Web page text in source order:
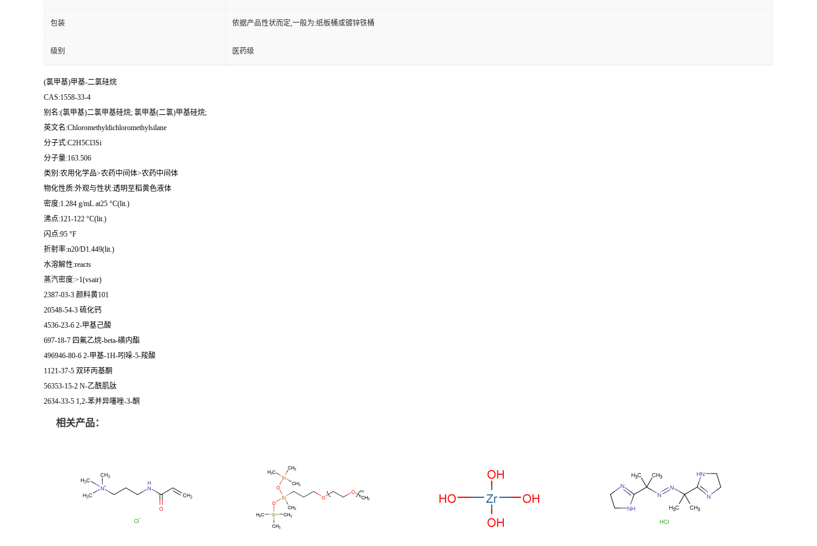
包装 依据产品性状而定,一般为:纸板桶或镀锌铁桶
级别 医药级
(氯甲基)甲基-二氯硅烷
CAS:1558-33-4
别名:(氯甲基)二氯甲基硅烷; 氯甲基(二氯)甲基硅烷;
英文名:Chloromethyldichloromethylsilane
分子式:C2H5Cl3Si
分子量:163.506
类别:农用化学品>农药中间体>农药中间体
物化性质:外观与性状:透明至稻黄色液体
密度:1.284 g/mL at25 °C(lit.)
沸点:121-122 °C(lit.)
闪点:95 °F
折射率:n20/D1.449(lit.)
水溶解性:reacts
蒸汽密度:>1(vsair)
2387-03-3 颜料黄101
20548-54-3 硫化钙
4536-23-6 2-甲基己酸
697-18-7 四氟乙烷-beta-磺内酯
496946-80-6 2-甲基-1H-吲哚-5-羧酸
1121-37-5 双环丙基酮
56353-15-2 N-乙酰肌肽
2634-33-5 1,2-苯并异噻唑-3-酮
相关产品：